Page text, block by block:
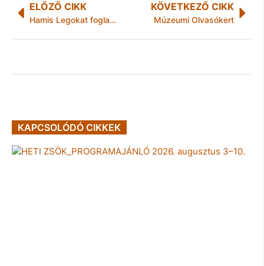
ELŐZŐ CIKK
Hamis Legokat foglaltak le Miskolcon
KÖVETKEZŐ CIKK
Múzeumi Olvasókert
KAPCSOLÓDÓ CIKKEK